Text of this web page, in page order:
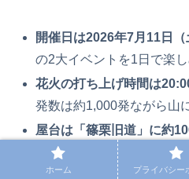
開催日は2026年7月11日（
の2大イベントを1日で楽し
花火の打ち上げ時間は
発数は約1,000発ながら山
屋台は「篠栗旧道」に約
順次開き、花火終了まで賑
ホーム プライバシー